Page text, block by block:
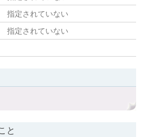
指定されていない
指定されていない
と